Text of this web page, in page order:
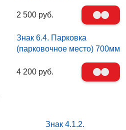
2 500 руб.
Знак 6.4. Парковка
(парковочное место) 700мм
4 200 руб.
Знак 4.1.2.